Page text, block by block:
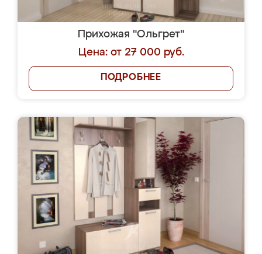
Прихожая "Ольгрет"
Цена: от 27 000 руб.
ПОДРОБНЕЕ